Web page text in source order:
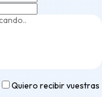
Quiero recibir vuestras